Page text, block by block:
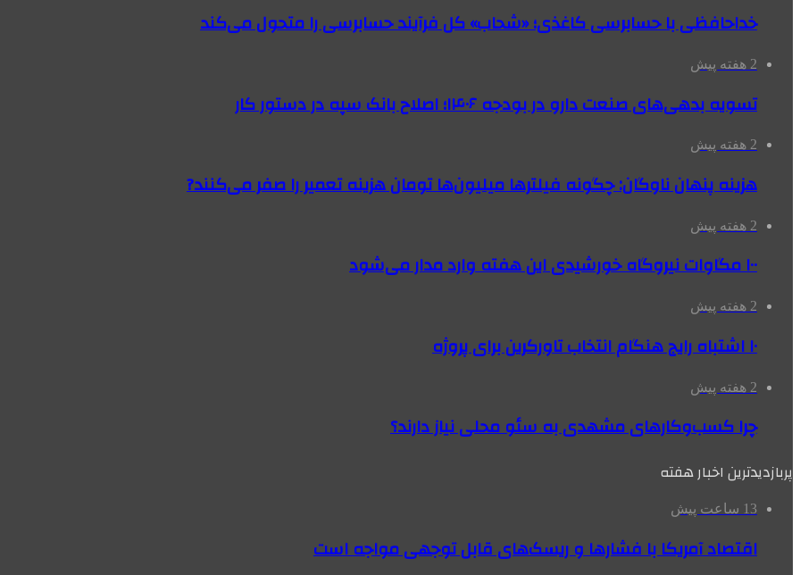
خداحافظی با حسابرسی کاغذی؛ «شحاب» کل فرآیند حسابرسی را متحول می‌کند
2 هفته پیش
تسویه بدهی‌های صنعت دارو در بودجه ۱۴۰۶؛ اصلاح بانک سپه در دستور کار
2 هفته پیش
هزینه پنهان ناوگان: چگونه فیلترها میلیون‌ها تومان هزینه تعمیر را صفر می‌کنند?
2 هفته پیش
۱۰۰ مگاوات نیروگاه‌ خورشیدی این هفته وارد مدار می‌شود
2 هفته پیش
۱۰ اشتباه رایج هنگام انتخاب تاورکرین برای پروژه
2 هفته پیش
چرا کسب‌وکارهای مشهدی به سئو محلی نیاز دارند؟
پربازدیدترین اخبار هفته
13 ساعت پیش
اقتصاد آمریکا با فشارها و ریسک‌های قابل توجهی مواجه است